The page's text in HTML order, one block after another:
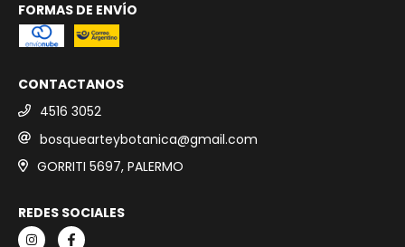
FORMAS DE ENVÍO
CONTACTANOS
4516 3052
bosquearteybotanica@gmail.com
GORRITI 5697, PALERMO
REDES SOCIALES